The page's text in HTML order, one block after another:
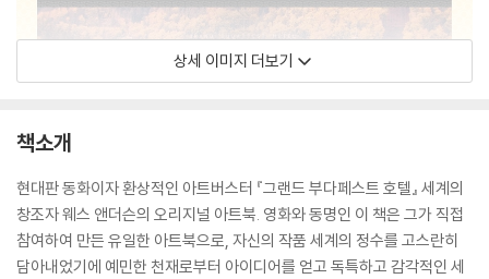
상세 이미지 더보기
책소개
현대판 동화이자 환상적인 아트버스터 『그랜드 부다페스트 호텔』 세계의
창조자 웨스 앤더슨의 오리지널 아트북. 영화와 동명인 이 책은 그가 직접
참여하여 만든 유일한 아트북으로, 자신의 작품 세계의 정수를 고스란히
담아내었기에 예민한 천재로부터 아이디어를 얻고 독특하고 감각적인 세